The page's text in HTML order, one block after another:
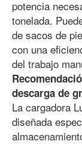
potencia
tonelada.
de sacos de
con una
del trabajo
descarga de
La cargadora
diseñada